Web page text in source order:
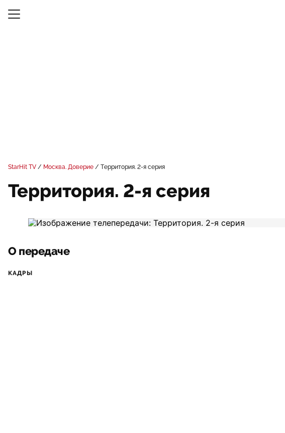
StarHit TV Москва. Доверие Территория. 2-я серия
Территория. 2-я серия
О передаче
КАДРЫ